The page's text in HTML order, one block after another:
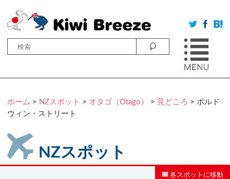
ホーム > NZスポット > オタゴ（Otago） > 見どころ > ボルド
ウィン・ストリート
NZスポット
各スポットに移動